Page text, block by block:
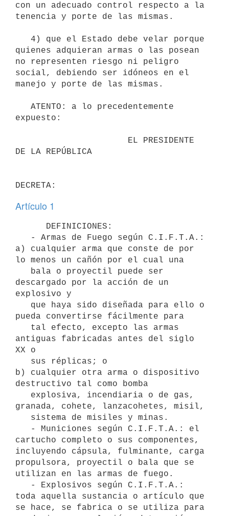
con un adecuado control respecto a la
tenencia y porte de las mismas.
quienes adquieran armas o las posean
no representen riesgo ni peligro
social, debiendo ser idóneos en el
manejo y porte de las mismas.
expuesto:
DE LA REPÚBLICA
Artículo 1
a) cualquier arma que conste de por
lo menos un cañón por el cual una
descargado por la acción de un
explosivo y
pueda convertirse fácilmente para
antiguas fabricadas antes del siglo
XX o
b) cualquier otra arma o dispositivo
destructivo tal como bomba
granada, cohete, lanzacohetes, misil,
cartucho completo o sus componentes,
incluyendo cápsula, fulminante, carga
propulsora, proyectil o bala que se
utilizan en las armas de fuego.
toda aquella sustancia o artículo que
se hace, se fabrica o se utiliza para